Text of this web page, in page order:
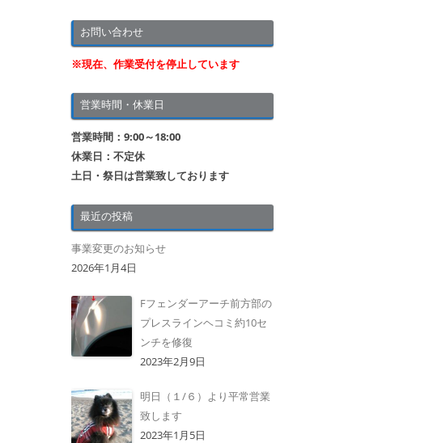
お問い合わせ
※現在、作業受付を停止しています
営業時間・休業日
営業時間：9:00～18:00
休業日：不定休
土日・祭日は営業致しております
最近の投稿
事業変更のお知らせ
2026年1月4日
Fフェンダーアーチ前方部の
プレスラインヘコミ約10セ
ンチを修復
2023年2月9日
明日（１/６）より平常営業
致します
2023年1月5日